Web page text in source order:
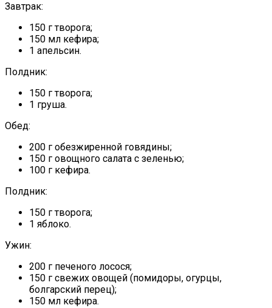
Завтрак:
150 г творога;
150 мл кефира;
1 апельсин.
Полдник:
150 г творога;
1 груша.
Обед:
200 г обезжиренной говядины;
150 г овощного салата с зеленью;
100 г кефира.
Полдник:
150 г творога;
1 яблоко.
Ужин:
200 г печеного лосося;
150 г свежих овощей (помидоры, огурцы,
болгарский перец);
150 мл кефира.